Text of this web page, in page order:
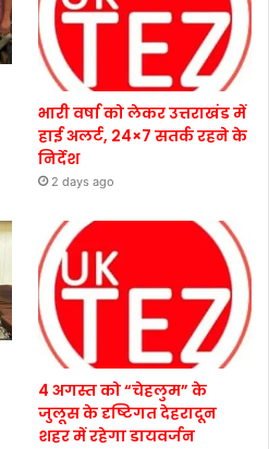
भारी वर्षा को लेकर उत्तराखंड में
हाई अलर्ट, 24×7 सतर्क रहने के
निर्देश
2 days ago
4 अगस्त को “चेहलुम” के
जुलूस के दृष्टिगत देहरादून
शहर में रहेगा डायवर्जन